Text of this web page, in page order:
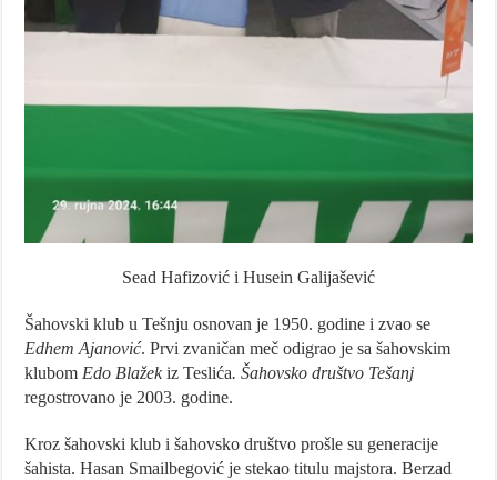
Sead Hafizović i Husein Galijašević
Šahovski klub u Tešnju osnovan je 1950. godine i zvao se
Edhem Ajanović. Prvi zvaničan meč odigrao je sa šahovskim
klubom Edo Blažekiz Teslića. Šahovsko društvo Tešanj
regostrovano je 2003. godine.
Kroz šahovski klub i šahovsko društvo prošle su generacije
šahista. Hasan Smailbegović je stekao titulu majstora. Berzad